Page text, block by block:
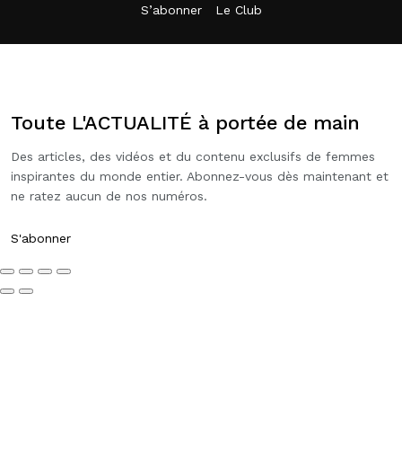
S’abonner Le Club
Toute L'ACTUALITÉ à portée de main
Des articles, des vidéos et du contenu exclusifs de femmes
inspirantes du monde entier. Abonnez-vous dès maintenant et
ne ratez aucun de nos numéros.
S'abonner